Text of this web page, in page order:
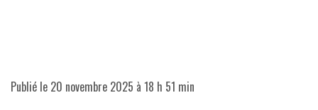
Publié le 20 novembre 2025 à 18 h 51 min